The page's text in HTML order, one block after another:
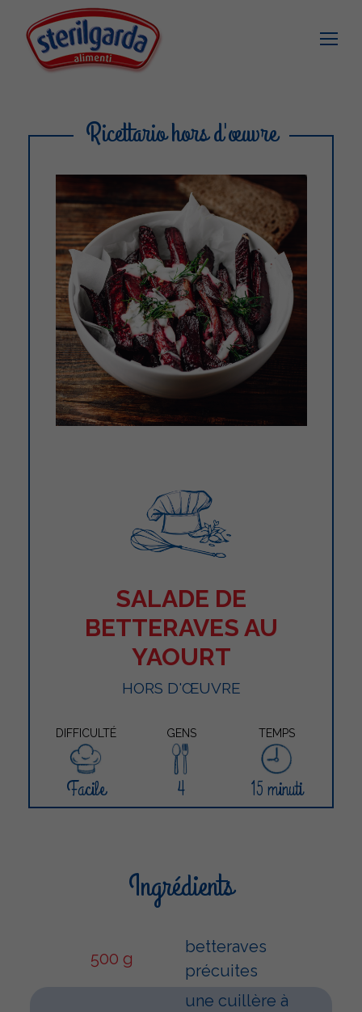
Ricettario hors d'œuvre
SALADE DE
BETTERAVES AU
YAOURT
HORS D'ŒUVRE
DIFFICULTÉ GENS TEMPS
Facile 4 15 minuti
Ingrédients
500 g
betteraves
précuites
une cuillère à